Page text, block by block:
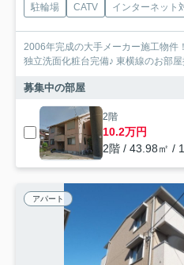
駐輪場 CATV インターネット
2006年完成の大手メーカー施工物件
独立洗面化粧台完備♪ 東横線のお部屋
募集中の部屋
2階
10.2万円
2階 / 43.98㎡ /
アパート